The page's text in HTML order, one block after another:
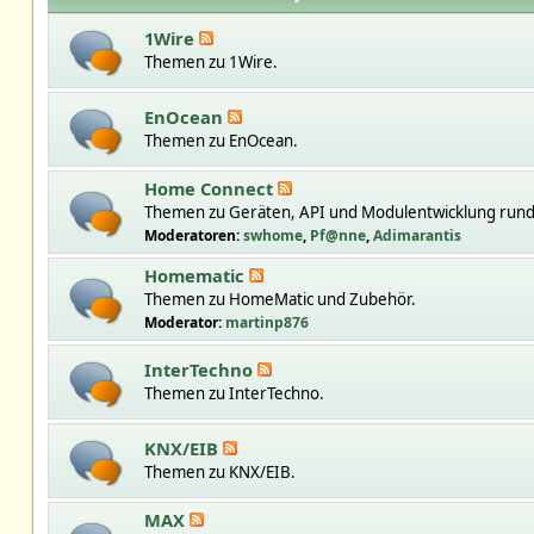
1Wire
Themen zu 1Wire.
EnOcean
Themen zu EnOcean.
Home Connect
Themen zu Geräten, API und Modulentwicklung
Moderatoren:swhome, Pf@nne,Adimarantis
Homematic
Themen zu HomeMatic und Zubehör.
Moderator: martinp876
InterTechno
Themen zu InterTechno.
KNX/EIB
Themen zu KNX/EIB.
MAX